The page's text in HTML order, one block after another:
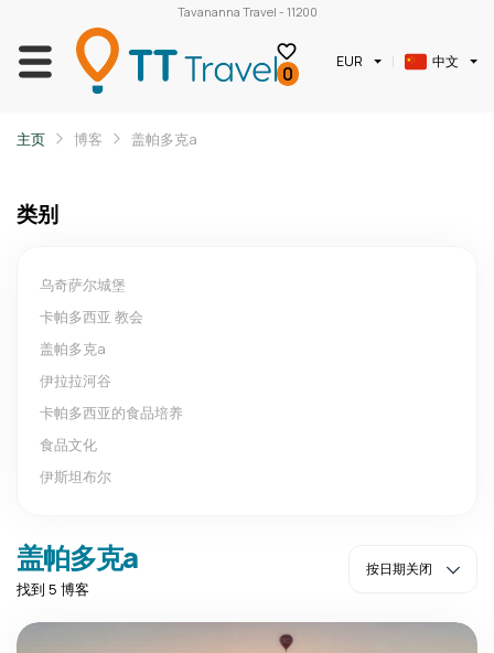
Tavananna Travel - 11200
0 EUR 中文
主页 博客 盖帕多克a
类别
乌奇萨尔城堡
卡帕多西亚 教会
盖帕多克a
伊拉拉河谷
卡帕多西亚的食品培养
食品文化
伊斯坦布尔
盖帕多克a
找到 5 博客